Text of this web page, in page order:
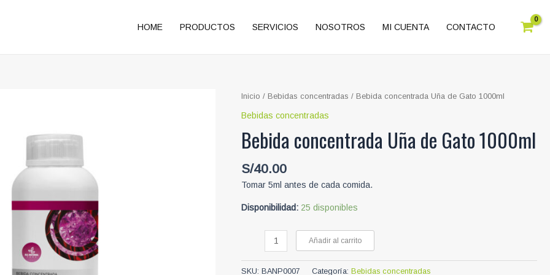
HOME PRODUCTOS SERVICIOS NOSOTROS MI CUENTA CONTACTO
Inicio /Bebidas concentradas / Bebida concentrada Uña de Gato 1000ml
Bebidas concentradas
Bebida concentrada Uña de Gato 1000ml
S/40.00
Tomar 5ml antes de cada comida.
Disponibilidad: 25 disponibles
concentrada
Uña
Añadir al carrito
SKU:BANP0007 Categoría:Bebidas concentradas